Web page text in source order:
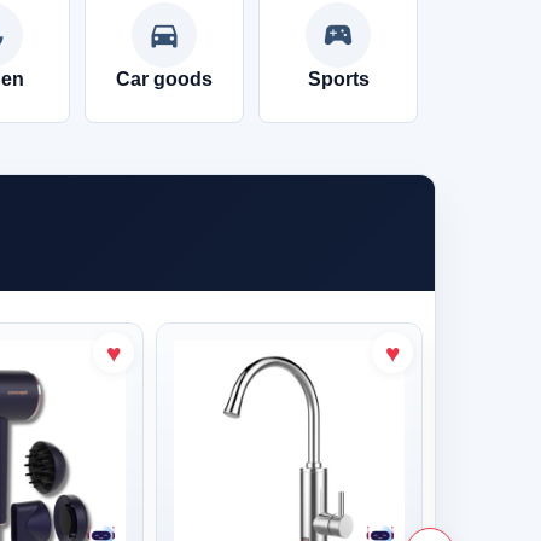
directions_car
Car goods
sports_esports
Sports